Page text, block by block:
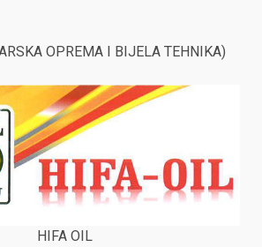
OPREMA I BIJELA TEHNIKA)
HIFA OIL